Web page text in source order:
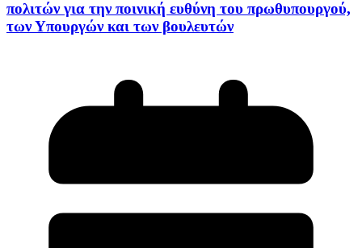
πολιτών για την ποινική ευθύνη του πρωθυπουργού,
των Υπουργών και των βουλευτών